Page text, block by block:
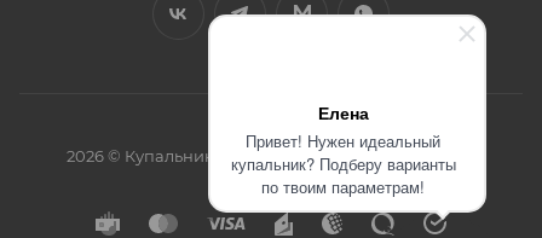
Елена
Привет! Нужен идеальный
купальник? Подберу варианты
по твоим параметрам!
2026 © Купальники интернет-магазин BikiniMe.ru